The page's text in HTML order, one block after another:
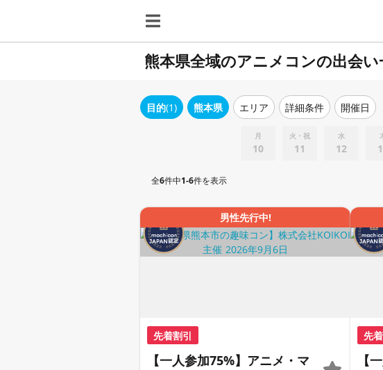
熊本県全域のアニメコンの出会い
目的(1) 熊本県 エリア 詳細条件 開催日
月
10
火・祝
11
水
12
全6件中1-6件を表示
男性先行中!
先着割引
【一人参加75%】アニメ・マ
先
【